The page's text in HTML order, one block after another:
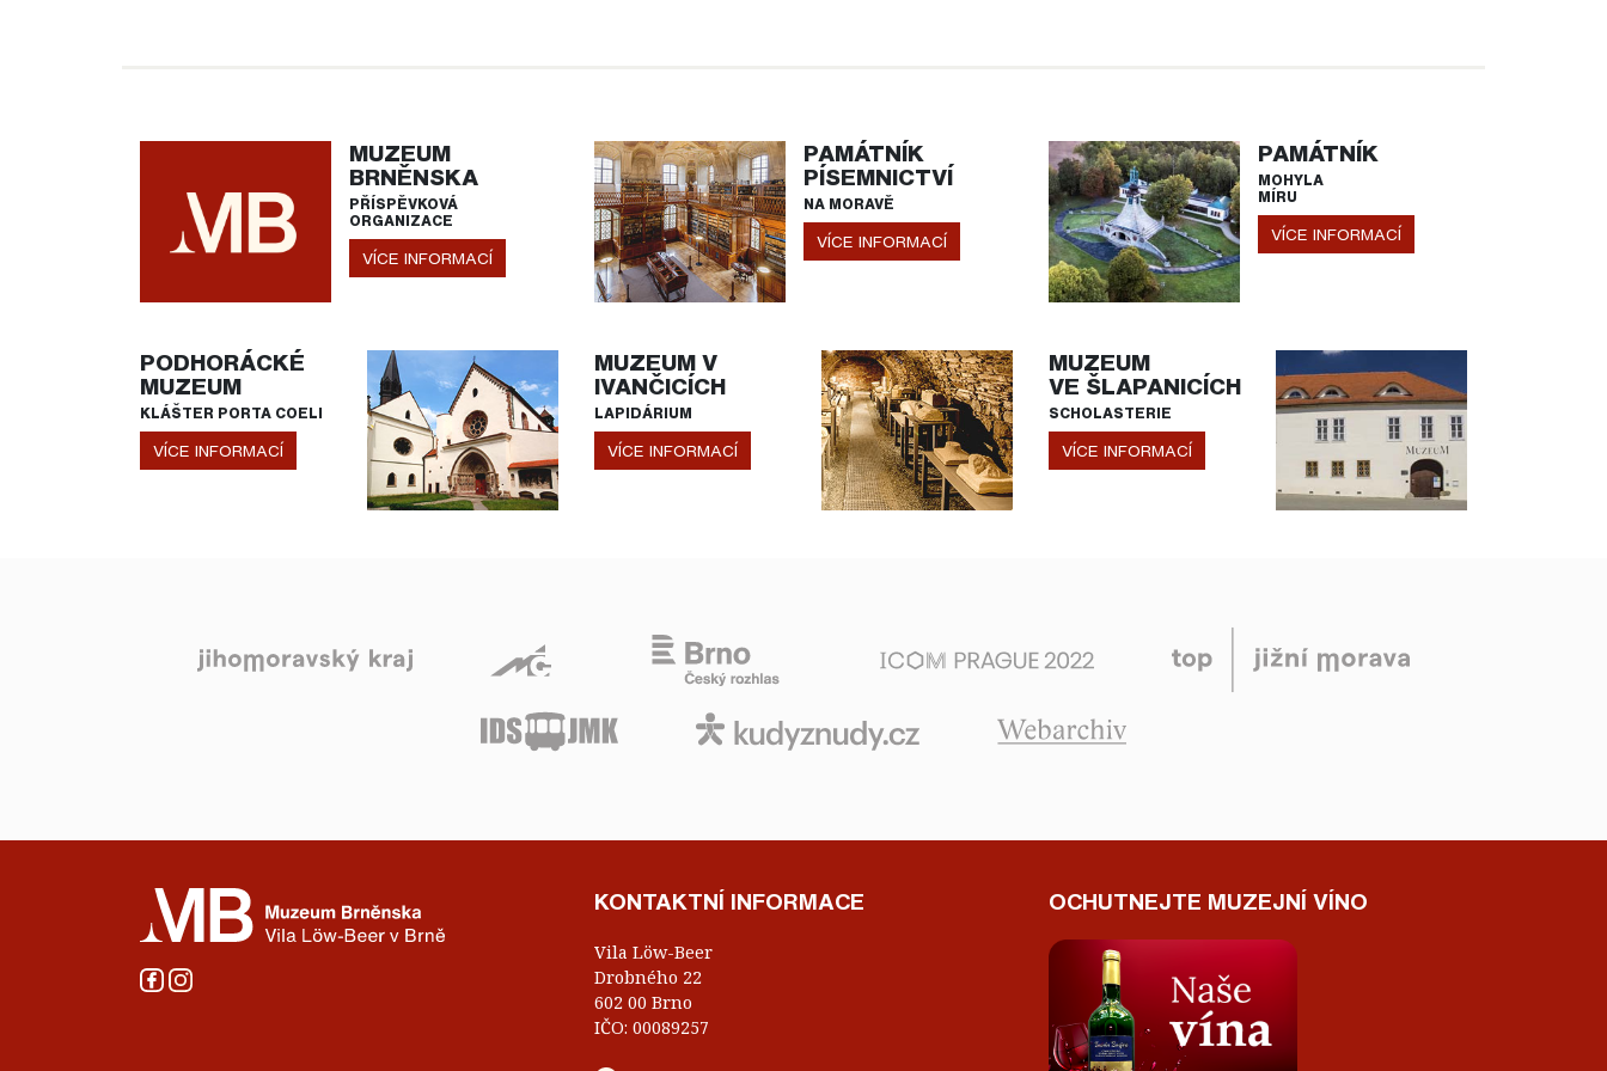
MUZEUM
BRNĚNSKA
PŘÍSPĚVKOVÁ
ORGANIZACE
VÍCE INFORMACÍ
PAMÁTNÍK
PÍSEMNICTVÍ
NA MORAVĚ
VÍCE INFORMACÍ
PAMÁTNÍK
MOHYLA
MÍRU
VÍCE INFORMACÍ
PODHORÁCKÉ
MUZEUM
KLÁŠTER PORTA COELI
VÍCE INFORMACÍ
MUZEUM V
IVANČICÍCH
LAPIDÁRIUM
VÍCE INFORMACÍ
MUZEUM
VE ŠLAPANICÍCH
SCHOLASTERIE
VÍCE INFORMACÍ
KONTAKTNÍ INFORMACE
Vila Löw-Beer
Drobného 22
602 00 Brno
IČO: 00089257
OCHUTNEJTE MUZEJNÍ VÍNO